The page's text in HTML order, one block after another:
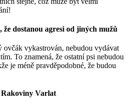
že dostanou agresi od jiných mužů
ovčák vykastrován, nebudou vydávat
To znamená, že ostatní psi nebudou
je méně pravděpodobné, že budou
Varlat